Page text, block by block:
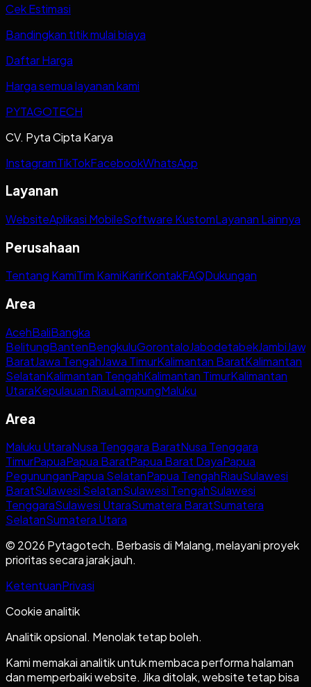
Cek Estimasi
Bandingkan titik mulai biaya
Daftar Harga
Harga semua layanan kami
PYTAGOTECH
CV. Pyta Cipta Karya
InstagramTikTokFacebookWhatsApp
Layanan
WebsiteAplikasi MobileSoftware KustomLayanan Lainnya
Perusahaan
Tentang KamiTim KamiKarirKontakFAQDukungan
Area
AcehBaliBangka
BelitungBantenBengkuluGorontaloJabodetabekJambi
BaratJawa TengahJawa TimurKalimantan BaratKalimantan
SelatanKalimantan TengahKalimantan TimurKalimantan
UtaraKepulauan RiauLampungMaluku
Area
Maluku UtaraNusa Tenggara BaratNusa Tenggara
TimurPapuaPapua BaratPapua Barat DayaPapua
PegununganPapua SelatanPapua TengahRiauSulawesi
BaratSulawesi SelatanSulawesi TengahSulawesi
TenggaraSulawesi UtaraSumatera BaratSumatera
SelatanSumatera Utara
© 2026 Pytagotech. Berbasis di Malang, melayani proyek
prioritas secara jarak jauh.
KetentuanPrivasi
Cookie analitik
Analitik opsional. Menolak tetap boleh.
Kami memakai analitik untuk membaca performa halaman
dan memperbaiki website. Jika ditolak, website tetap bisa